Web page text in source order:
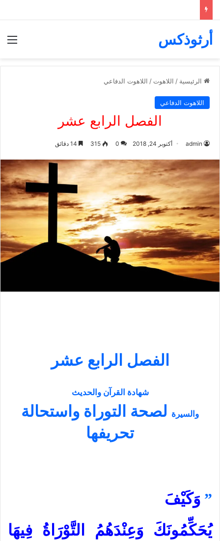
أرثوذكس
الرئيسية / اللاهوت / اللاهوت الدفاعي
اللاهوت الدفاعي
الفصل الرابع عشر
admin أكتوبر 24, 2018 0
315
الفصل الرابع عشر
شهادة القرآن والحديث
والسيرة لصحة التوراة واستحالة
تحريفها
” وَكَيْفَ
يُحَكِّمُونَكَ وَعِنْدَهُمُ التَّوْرَاةُ فِيهَا